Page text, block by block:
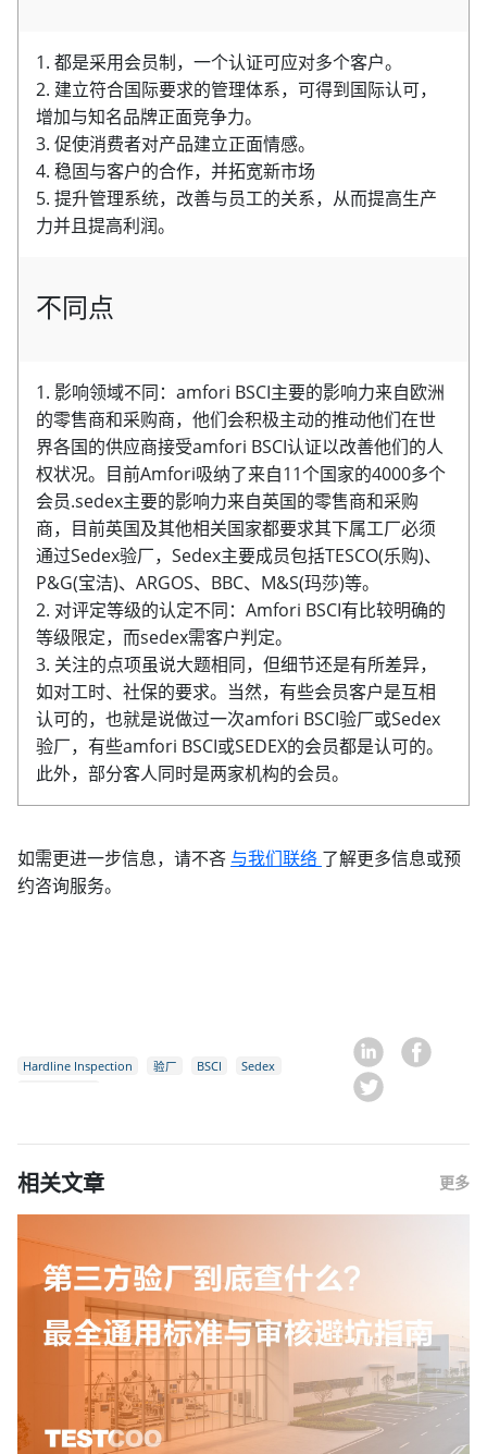
1. 都是采用会员制，一个认证可应对多个客户。
2. 建立符合国际要求的管理体系，可得到国际认可，
增加与知名品牌正面竞争力。
3. 促使消费者对产品建立正面情感。
4. 稳固与客户的合作，并拓宽新市场
5. 提升管理系统，改善与员工的关系，从而提高生产
力并且提高利润。
不同点
1. 影响领域不同：amfori BSCI主要的影响力来自欧洲
的零售商和采购商，他们会积极主动的推动他们在世
界各国的供应商接受amfori BSCI认证以改善他们的人
权状况。目前Amfori吸纳了来自11个国家的4000多个
会员.sedex主要的影响力来自英国的零售商和采购
商，目前英国及其他相关国家都要求其下属工厂必须
通过Sedex验厂，Sedex主要成员包括TESCO(乐购)、
P&G(宝洁)、ARGOS、BBC、M&S(玛莎)等。
2. 对评定等级的认定不同：Amfori BSCI有比较明确的
等级限定，而sedex需客户判定。
3. 关注的点项虽说大题相同，但细节还是有所差异，
如对工时、社保的要求。当然，有些会员客户是互相
认可的，也就是说做过一次amfori BSCI验厂或Sedex
验厂，有些amfori BSCI或SEDEX的会员都是认可的。
此外，部分客人同时是两家机构的会员。
如需更进一步信息，请不吝 与我们联络 了解更多信息或预
约咨询服务。
Hardline Inspection 验厂 BSCI
Sedex
相关文章 更多